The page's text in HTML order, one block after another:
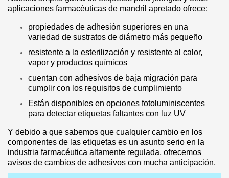
aplicaciones farmacéuticas de mandril apretado ofrece:
propiedades de adhesión superiores en una
variedad de sustratos de diámetro más pequeño
resistente a la esterilización y resistente al calor,
vapor y productos químicos
cuentan con adhesivos de baja migración para
cumplir con los requisitos de cumplimiento
Están disponibles en opciones fotoluminiscentes
para detectar etiquetas faltantes con luz UV
Y debido a que sabemos que cualquier cambio en los
componentes de las etiquetas es un asunto serio en la
industria farmacéutica altamente regulada, ofrecemos
avisos de cambios de adhesivos con mucha anticipación.